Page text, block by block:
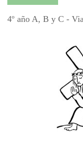
4º año A, B y C -